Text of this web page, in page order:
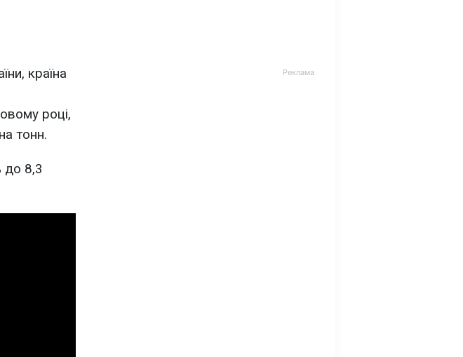
країна
році,
тонн.
до 8,3